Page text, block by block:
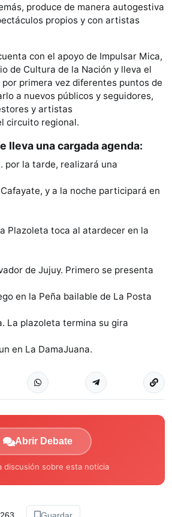
produce de manera autogestiva
propios y con artistas
con el apoyo de Impulsar Mica,
de Cultura de la Nación y lleva el
primera vez diferentes puntos de
a nuevos públicos y seguidores,
y artistas
circuito regional.
lleva una cargada agenda:
por la tarde, realizará una
y a la noche participará en
Plazoleta toca al atardecer en la
de Jujuy. Primero se presenta
en la Peña bailable de La Posta
La plazoleta termina su gira
en La DamaJuana.
Abrir Debate
discusión sobre esta noticia
263 Guardar